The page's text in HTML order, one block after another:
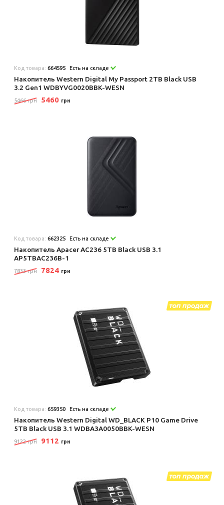
Код товара:664595 Есть на складе
Накопитель Western Digital My Passport 2TB Black USB
3.2 Gen1 WDBYVG0020BBK-WESN
5466 грн 5460 грн
Код товара:662325 Есть на складе
Накопитель Apacer AC236 5TB Black USB 3.1
AP5TBAC236B-1
7833 грн 7824 грн
Код товара:659350 Есть на складе
Накопитель Western Digital WD_BLACK P10 Game Drive
5TB Black USB 3.1 WDBA3A0050BBK-WESN
9122 грн 9112 грн